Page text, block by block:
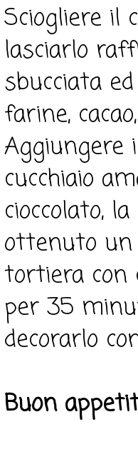
Sciogliere il
lasciarlo
sbucciata
farine,
Aggiungere
cucchiaio
cioccolato,
ottenuto un
tortiera con
per 35
decorarlo
Buon